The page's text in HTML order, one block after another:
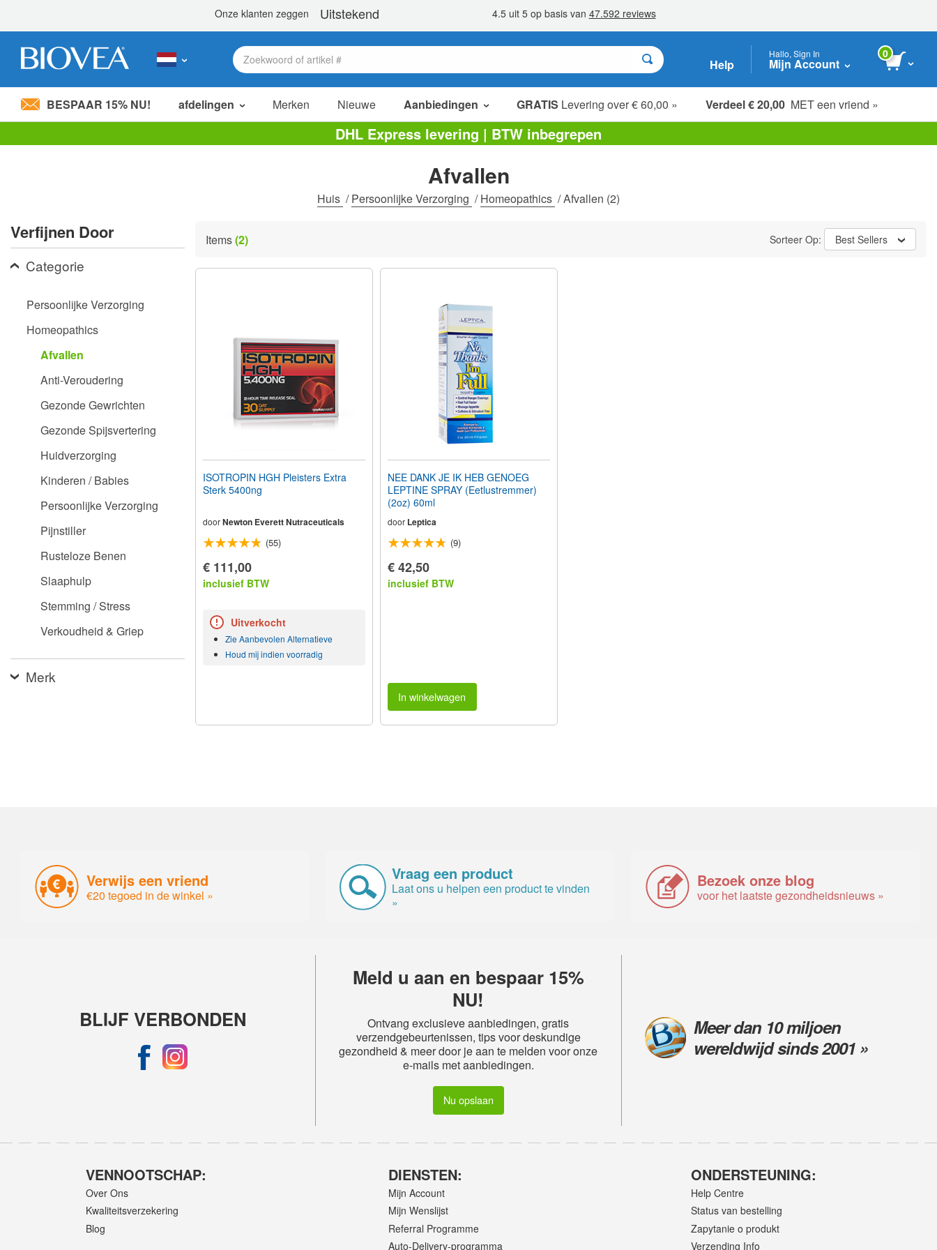
Let
Druk
op
Control-
F11
website
schermlezer
toegankelijkheidsmenu
Help
Hallo, Sign In
Mijn Account
0
BESPAAR 15% NU! afdelingen Merken Nieuwe Aanbiedingen GRATIS Levering over € 60,00 » Verdeel € 20,00 MET een vriend »
verkoop items
value packs
opruiming
DHL Express levering | BTW inbegrepen
Afvallen
Huis /Persoonlijke Verzorging /Homeopathics /Afvallen (2)
Verfijnen Door
Categorie
Persoonlijke Verzorging
Homeopathics
Afvallen
Anti-Veroudering
Gezonde Gewrichten
Gezonde Spijsvertering
Huidverzorging
Kinderen / Babies
Persoonlijke Verzorging
Pijnstiller
Rusteloze Benen
Slaaphulp
Stemming / Stress
Verkoudheid & Griep
Merk
Items(2) Sorteer Op: Best Sellers
ISOTROPIN HGH Pleisters Extra
Sterk 5400ng
doorNewton Everett Nutraceuticals
(55)
€ 111,00
inclusief BTW
Uitverkocht
Zie Aanbevolen Alternatieve
Houd mij indien voorradig
NEE DANK JE IK HEB GENOEG
LEPTINE SPRAY (Eetlustremmer)
(2oz) 60ml
door Leptica
(9)
€ 42,50
inclusief BTW
In winkelwagen
Verwijs een vriend
€20 tegoed in de winkel »
Vraag een product
Laat ons u helpen een product te vinden
»
Bezoek onze blog
voor het laatste gezondheidsnieuws »
BLIJF VERBONDEN
Meld u aan en bespaar 15%
NU!
Ontvang exclusieve aanbiedingen, gratis
verzendgebeurtenissen, tips voor deskundige
gezondheid & meer door je aan te melden voor onze
e-mails met aanbiedingen.
Nu opslaan
Meer dan 10 miljoen
wereldwijd sinds 2001 »
VENNOOTSCHAP:
Over Ons
Kwaliteitsverzekering
Blog
DIENSTEN:
Mijn Account
Mijn Wenslijst
Referral Programme
Auto-Delivery-programma
ONDERSTEUNING:
Help Centre
Status van bestelling
Zapytanie o produkt
Verzending Info